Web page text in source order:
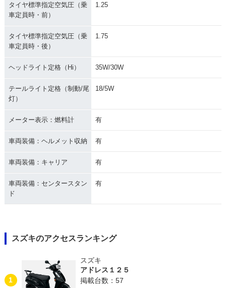
タイヤ標準指定空気圧（乗
車定員時・前）
1.25
タイヤ標準指定空気圧（乗
車定員時・後）
1.75
ヘッドライト定格（Hi） 35W/30W
テールライト定格（制動/尾
灯）
18/5W
メーター表示：燃料計 有
車両装備：ヘルメット収納 有
車両装備：キャリア 有
車両装備：センタースタン
ド
有
スズキのアクセスランキング
1
スズキ
アドレス１２５
掲載台数：57